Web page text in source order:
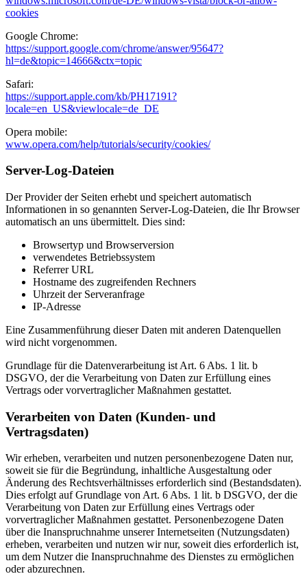
cookies
Google Chrome:
https://support.google.com/chrome/answer/95647?
hl=de&topic=14666&ctx=topic
Safari:
https://support.apple.com/kb/PH17191?
locale=en_US&viewlocale=de_DE
Opera mobile:
www.opera.com/help/tutorials/security/cookies/
Server-Log-Dateien
Der Provider der Seiten erhebt und speichert automatisch
Informationen in so genannten Server-Log-Dateien, die Ihr Browser
automatisch an uns übermittelt. Dies sind:
Browsertyp und Browserversion
verwendetes Betriebssystem
Referrer URL
Hostname des zugreifenden Rechners
Uhrzeit der Serveranfrage
IP-Adresse
Eine Zusammenführung dieser Daten mit anderen Datenquellen
wird nicht vorgenommen.
Grundlage für die Datenverarbeitung ist Art. 6 Abs. 1 lit. b
DSGVO, der die Verarbeitung von Daten zur Erfüllung eines
Vertrags oder vorvertraglicher Maßnahmen gestattet.
Verarbeiten von Daten (Kunden- und
Vertragsdaten)
Wir erheben, verarbeiten und nutzen personenbezogene Daten nur,
soweit sie für die Begründung, inhaltliche Ausgestaltung oder
Änderung des Rechtsverhältnisses erforderlich sind (Bestandsdaten).
Dies erfolgt auf Grundlage von Art. 6 Abs. 1 lit. b DSGVO, der die
Verarbeitung von Daten zur Erfüllung eines Vertrags oder
vorvertraglicher Maßnahmen gestattet. Personenbezogene Daten
über die Inanspruchnahme unserer Internetseiten (Nutzungsdaten)
erheben, verarbeiten und nutzen wir nur, soweit dies erforderlich ist,
um dem Nutzer die Inanspruchnahme des Dienstes zu ermöglichen
oder abzurechnen.